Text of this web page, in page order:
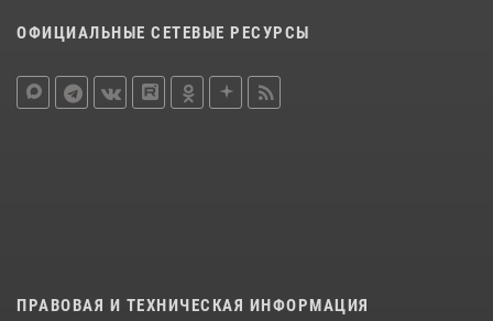
ОФИЦИАЛЬНЫЕ СЕТЕВЫЕ РЕСУРСЫ
ПРАВОВАЯ И ТЕХНИЧЕСКАЯ ИНФОРМАЦИЯ